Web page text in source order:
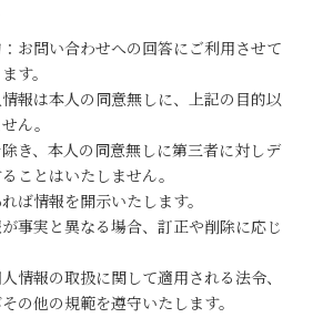
お問い合わせへの回答にご利用させて
す。
報は本人の同意無しに、上記の目的以
ん。
き、本人の同意無しに第三者に対しデ
ことはいたしません。
ば情報を開示いたします。
事実と異なる場合、訂正や削除に応じ
情報の取扱に関して適用される法令、
の他の規範を遵守いたします。